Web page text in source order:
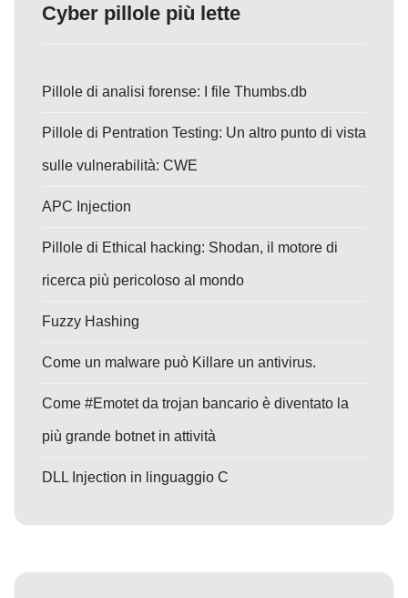
Cyber pillole più lette
Pillole di analisi forense: I file Thumbs.db
Pillole di Pentration Testing: Un altro punto di vista
sulle vulnerabilità: CWE
APC Injection
Pillole di Ethical hacking: Shodan, il motore di
ricerca più pericoloso al mondo
Fuzzy Hashing
Come un malware può Killare un antivirus.
Come #Emotet da trojan bancario è diventato la
più grande botnet in attività
DLL Injection in linguaggio C